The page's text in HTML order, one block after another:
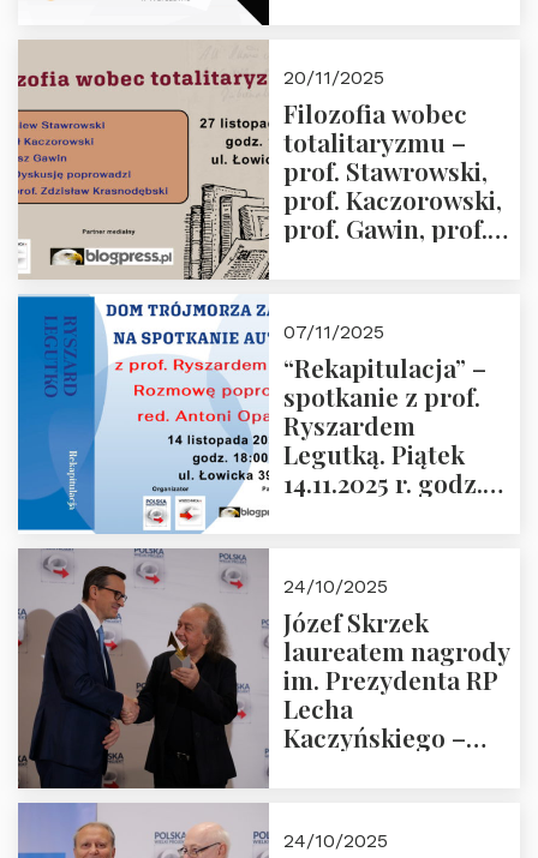
Przemysław
Sobolewski – 4
grudnia 2025 r.
godz. 18:00.
20/11/2025
Filozofia wobec
totalitaryzmu –
prof. Stawrowski,
prof. Kaczorowski,
prof. Gawin, prof.
07/11/2025
“Rekapitulacja” –
spotkanie z prof.
Ryszardem
Legutką. Piątek
14.11.2025 r. godz.
24/10/2025
Józef Skrzek
laureatem nagrody
im. Prezydenta RP
Lecha
Kaczyńskiego –
24/10/2025